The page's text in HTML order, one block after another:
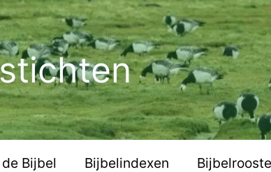
Bijbel Bijbelindexen